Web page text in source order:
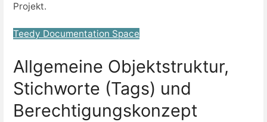
Projekt.
Teedy Documentation Space
Allgemeine Objektstruktur,
Stichworte (Tags) und
Berechtigungskonzept